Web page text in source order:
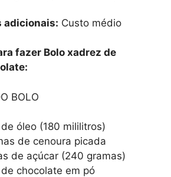
adicionais: Custo médio
fazer Bolo xadrez de
BOLO
óleo (180 mililitros)
de cenoura picada
de açúcar (240 gramas)
chocolate em pó